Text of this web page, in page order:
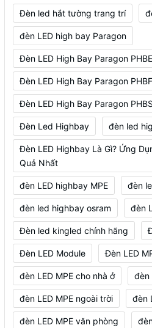
Đèn led hắt tường trang trí
đèn LED high bay Paragon
Đèn LED High Bay Paragon
Đèn LED High Bay Paragon
Đèn LED High Bay Paragon
Đèn Led Highbay đèn led
Đèn LED Highbay Là Gì? Ứng
Quả Nhất
đèn LED highbay MPE đèn
đèn led highbay osram đèn
Đèn led kingled chính hãng
Đèn LED Module Đèn LED
đèn LED MPE cho nhà ở đèn
đèn LED MPE ngoài trời đèn
đèn LED MPE văn phòng